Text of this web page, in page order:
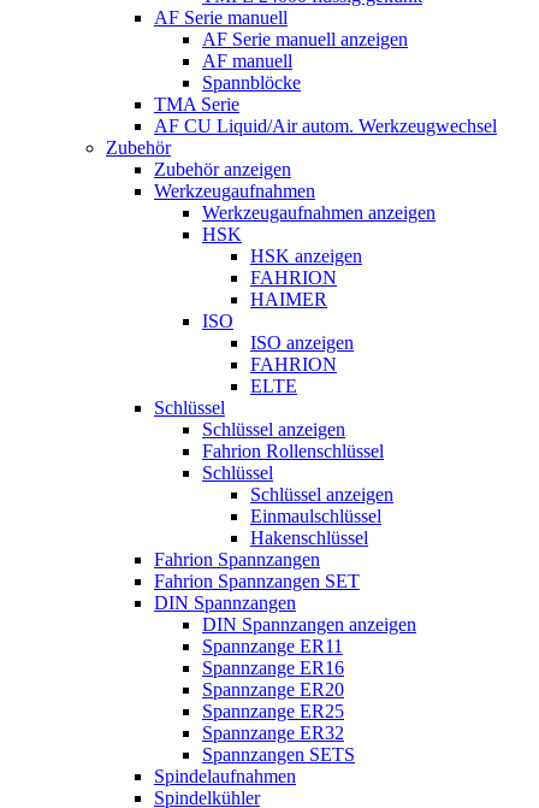
AF Serie manuell
AF Serie manuell anzeigen
AF manuell
Spannblöcke
TMA Serie
AF CU Liquid/Air autom. Werkzeugwechsel
Zubehör
Zubehör anzeigen
Werkzeugaufnahmen
Werkzeugaufnahmen anzeigen
HSK
HSK anzeigen
FAHRION
HAIMER
ISO
ISO anzeigen
FAHRION
ELTE
Schlüssel
Schlüssel anzeigen
Fahrion Rollenschlüssel
Schlüssel
Schlüssel anzeigen
Einmaulschlüssel
Hakenschlüssel
Fahrion Spannzangen
Fahrion Spannzangen SET
DIN Spannzangen
DIN Spannzangen anzeigen
Spannzange ER11
Spannzange ER16
Spannzange ER20
Spannzange ER25
Spannzange ER32
Spannzangen SETS
Spindelaufnahmen
Spindelkühler